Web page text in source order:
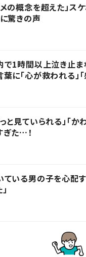
メの概念を超えた」
驚きの声
で1時間以上泣き止
葉に「心が救われる」
っと見ていられる」
ぎた…！
ている男の子を心配